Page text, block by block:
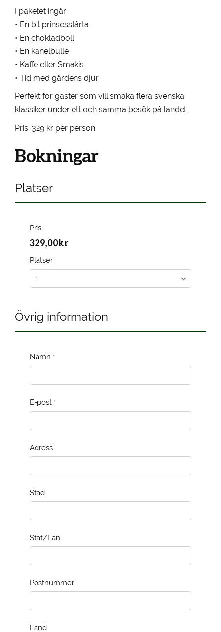
I paketet ingår:
• En bit prinsesstårta
• En chokladboll
• En kanelbulle
• Kaffe eller Smakis
• Tid med gårdens djur
Perfekt för gäster som vill smaka flera svenska
klassiker under ett och samma besök på landet.
Pris: 329 kr per person
Bokningar
Platser
Pris
329,00kr
Platser
Övrig information
Namn *
E-post *
Adress
Stad
Stat/Län
Postnummer
Land